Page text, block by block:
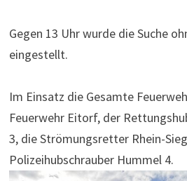
Gegen 13 Uhr wurde die Suche
eingestellt.
Im Einsatz die Gesamte
Feuerwehr Eitorf, der
3, die Strömungsretter Rhein-
Polizeihubschrauber Hummel 4.